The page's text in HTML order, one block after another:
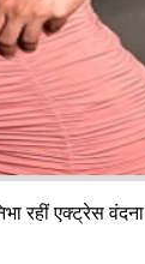
रहीं एक्ट्रेस